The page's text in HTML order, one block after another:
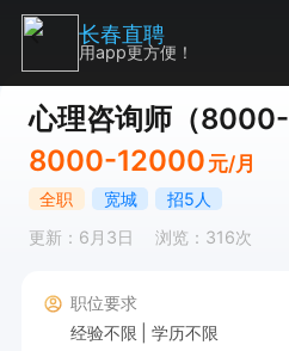
心理咨询师（
8000-12000 元/月
全职 宽城
招5人
更新：6月3日
浏览：316次
职位要求
经验不限
学历不限
长春直聘
用app更方便！